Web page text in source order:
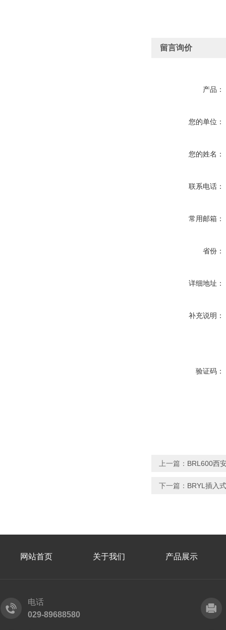
留言询价
产品：
您的单位：
您的姓名：
联系电话：
常用邮箱：
省份：
详细地址：
补充说明：
验证码：
上一篇： BRL600西
下一篇： BRYL插入
网站首页 关于我们 产品展示
电话
029-89688580